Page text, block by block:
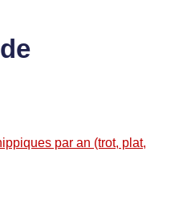
par an (trot, plat,